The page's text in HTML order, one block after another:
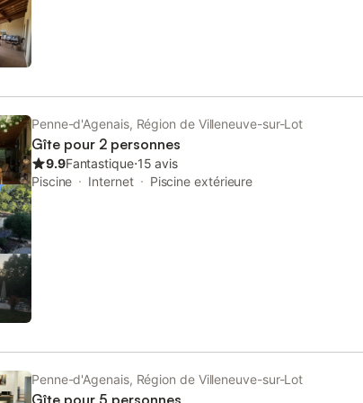
Penne-d'Agenais, Région de Villeneuve-sur-Lot
Gîte pour 2 personnes
9.9Fantastique⋅15 avis
Piscine
Internet Piscine extérieure
Penne-d'Agenais, Région de Villeneuve-sur-Lot
Gîte pour 5 personnes